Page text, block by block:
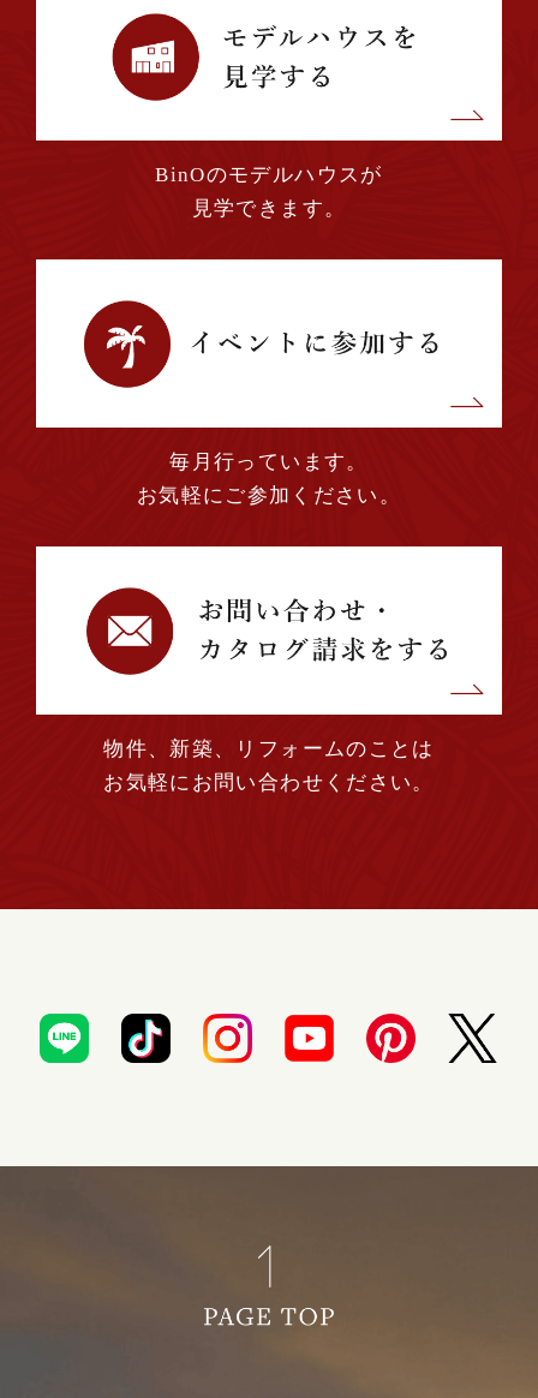
BinOのモデルハウスが
見学できます。
毎月行っています。
お気軽にご参加ください。
物件、新築、リフォームのことは
お気軽にお問い合わせください。